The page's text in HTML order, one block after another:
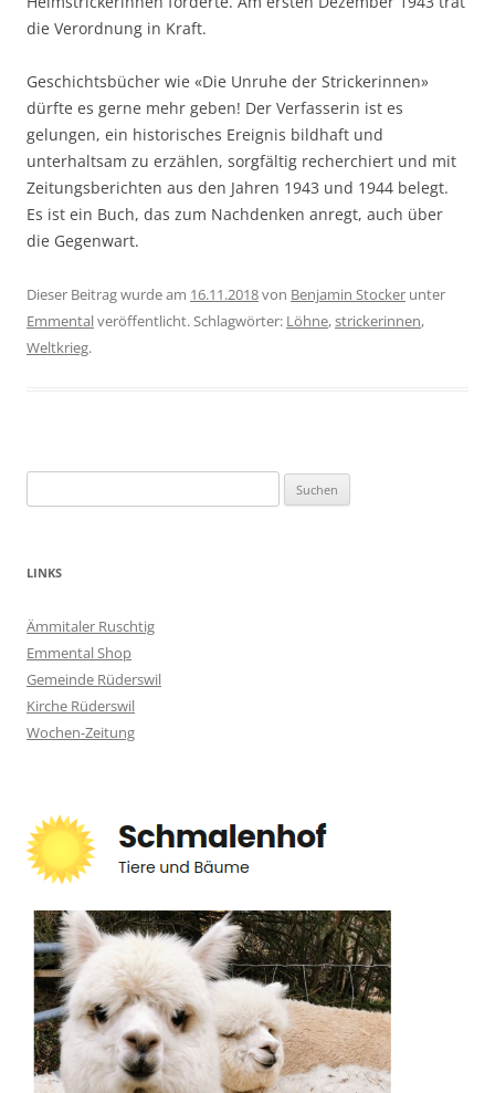
die Verordnung in Kraft.
Geschichtsbücher wie «Die Unruhe der Strickerinnen»
dürfte es gerne mehr geben! Der Verfasserin ist es
gelungen, ein historisches Ereignis bildhaft und
unterhaltsam zu erzählen, sorgfältig recherchiert und mit
Zeitungsberichten aus den Jahren 1943 und 1944 belegt.
Es ist ein Buch, das zum Nachdenken anregt, auch über
die Gegenwart.
Dieser Beitrag wurde am 16.11.2018von Benjamin Stocker unter
Emmentalveröffentlicht. Schlagwörter: Löhne,strickerinnen,
Weltkrieg.
nach:
LINKS
Ämmitaler Ruschtig
Emmental Shop
Gemeinde Rüderswil
Kirche Rüderswil
Wochen-Zeitung